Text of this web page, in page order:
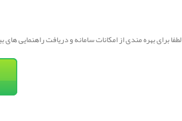
لطفا برای بهره مندی از امکانات سامانه و دریافت راهنمایی های بیشتر به وسیله لینک زیر یا ارسال